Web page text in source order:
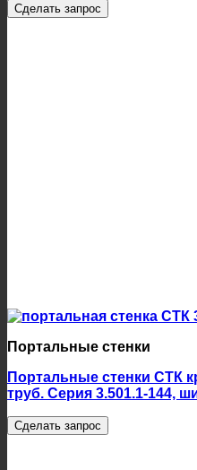
Сделать запрос
Портальные стенки
Портальные стенки СТК
труб. Серия 3.501.1-144,
Сделать запрос